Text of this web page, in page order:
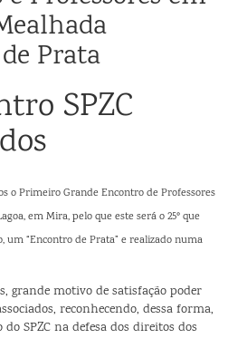
Prata
SPZC
o Primeiro Grande Encontro de Professores
em Mira, pelo que este será o 25º que
um “Encontro de Prata” e realizado numa
grande motivo de satisfação poder
reconhecendo, dessa forma,
SPZC na defesa dos direitos dos